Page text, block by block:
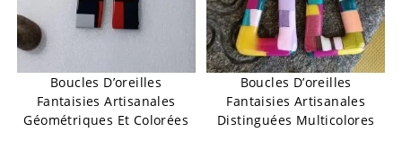
Boucles D’oreilles
Fantaisies Artisanales
Géométriques Et Colorées
Boucles D’oreilles
Fantaisies Artisanales
Distinguées Multicolores